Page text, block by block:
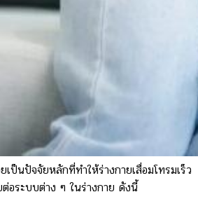
ป็นปัจจัยหลักที่ทำให้ร่างกายเสื่อมโทรมเร็ว
อระบบต่าง ๆ ในร่างกาย ดังนี้